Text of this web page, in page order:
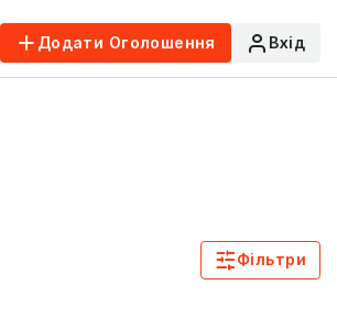
Додати Оголошення Вхід
Фільтри